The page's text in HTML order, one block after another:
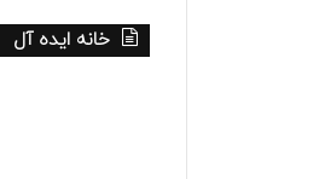
خانه ایده آل